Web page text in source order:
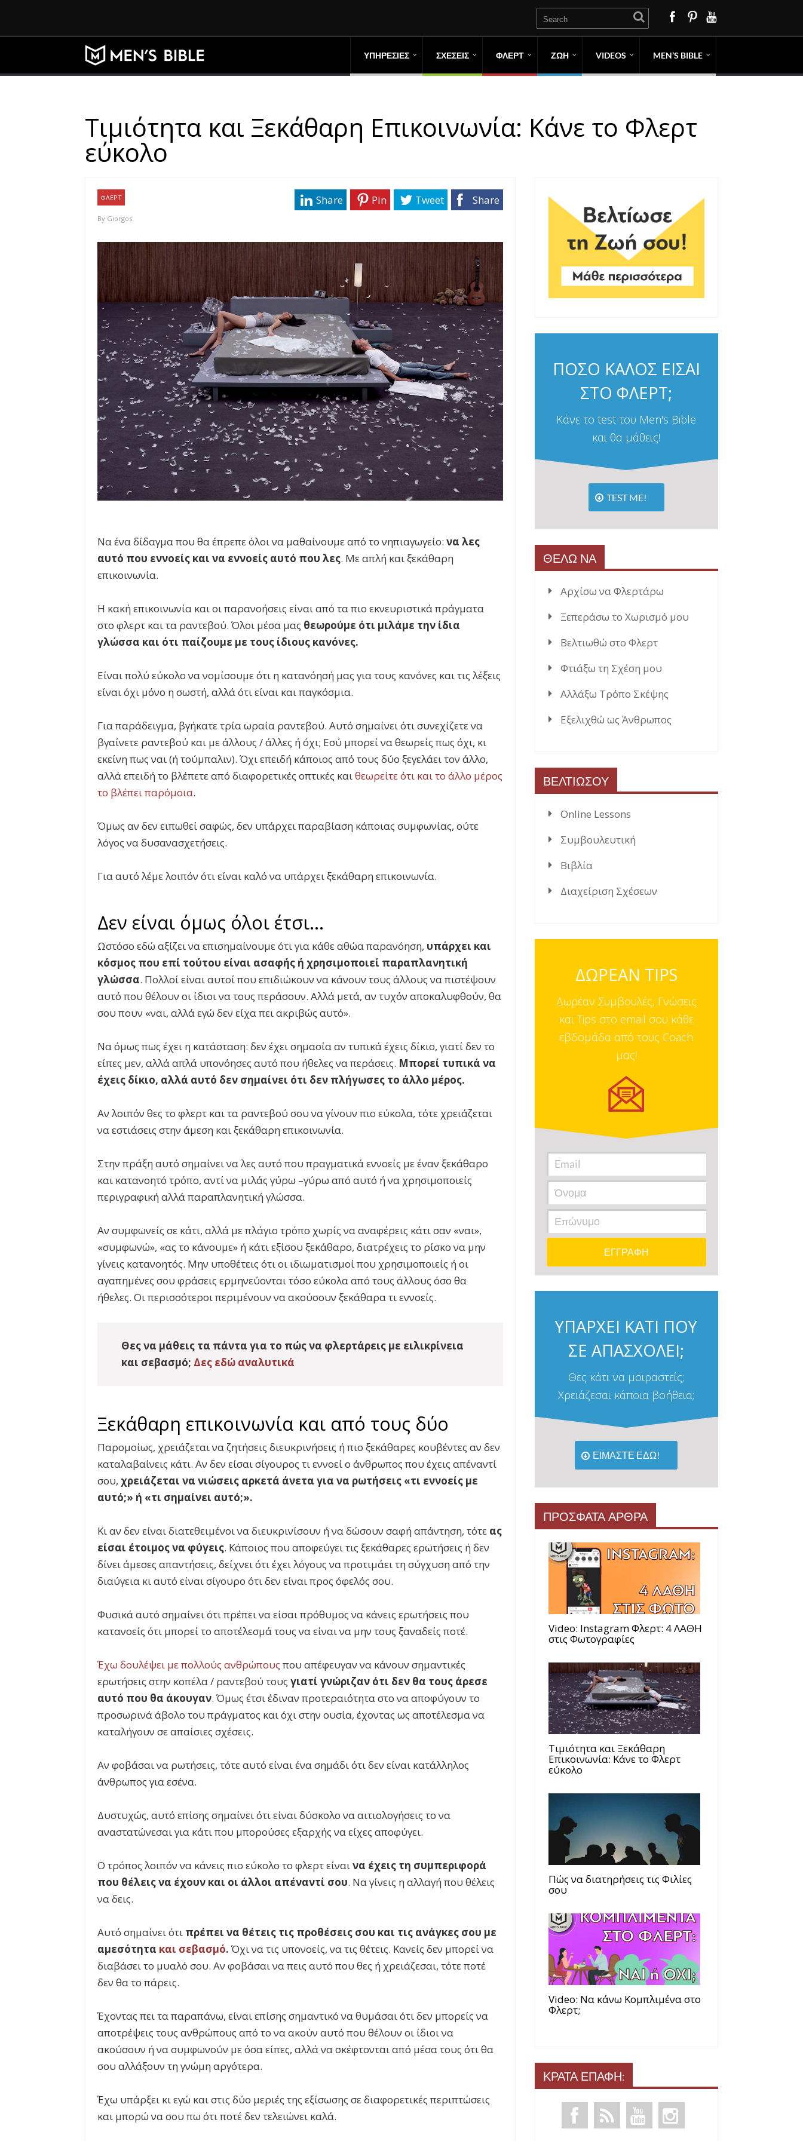
ΥΠΗΡΕΣΙΕΣ ΣΧΕΣΕΙΣ ΦΛΕΡΤ ΖΩΗ VIDEOS MEN’S BIBLE
Τιμιότητα και Ξεκάθαρη Επικοινωνία: Κάνε το Φλερτ
εύκολο
ΦΛΕΡΤ
By Giorgos
Share
Tweet
Pin
Share
Να ένα δίδαγμα που θα έπρεπε όλοι να μαθαίνουμε από το νηπιαγωγείο: να λες
αυτό που εννοείς και να εννοείς αυτό που λες. Με απλή και ξεκάθαρη
επικοινωνία.
Η κακή επικοινωνία και οι παρανοήσεις είναι από τα πιο εκνευριστικά πράγματα
στο φλερτ και τα ραντεβού. Όλοι μέσα μας θεωρούμε ότι μιλάμε την ίδια
γλώσσα και ότι παίζουμε με τους ίδιους κανόνες.
Είναι πολύ εύκολο να νομίσουμε ότι η κατανόησή μας για τους κανόνες και τις λέξεις
είναι όχι μόνο η σωστή, αλλά ότι είναι και παγκόσμια.
Για παράδειγμα, βγήκατε τρία ωραία ραντεβού. Αυτό σημαίνει ότι συνεχίζετε να
βγαίνετε ραντεβού και με άλλους / άλλες ή όχι; Εσύ μπορεί να θεωρείς πως όχι, κι
εκείνη πως ναι (ή τούμπαλιν). Όχι επειδή κάποιος από τους δύο ξεγελάει τον άλλο,
αλλά επειδή το βλέπετε από διαφορετικές οπτικές καιθεωρείτε ότι και το άλλο μέρος
το βλέπει παρόμοια.
Όμως αν δεν ειπωθεί σαφώς, δεν υπάρχει παραβίαση κάποιας συμφωνίας, ούτε
λόγος να δυσανασχετήσεις.
Για αυτό λέμε λοιπόν ότι είναι καλό να υπάρχει ξεκάθαρη επικοινωνία.
Δεν είναι όμως όλοι έτσι…
Ωστόσο εδώ αξίζει να επισημαίνουμε ότι για κάθε αθώα παρανόηση, υπάρχει και
κόσμος που επί τούτου είναι ασαφής ή χρησιμοποιεί παραπλανητική
γλώσσα. Πολλοί είναι αυτοί που επιδιώκουν να κάνουν τους άλλους να πιστέψουν
αυτό που θέλουν οι ίδιοι να τους περάσουν. Αλλά μετά, αν τυχόν αποκαλυφθούν, θα
σου πουν «ναι, αλλά εγώ δεν είχα πει ακριβώς αυτό».
Να όμως πως έχει η κατάσταση: δεν έχει σημασία αν τυπικά έχεις δίκιο, γιατί δεν το
είπες μεν, αλλά απλά υπονόησες αυτό που ήθελες να περάσεις. Μπορεί τυπικά να
έχεις δίκιο, αλλά αυτό δεν σημαίνει ότι δεν πλήγωσες το άλλο μέρος.
Αν λοιπόν θες το φλερτ και τα ραντεβού σου να γίνουν πιο εύκολα, τότε χρειάζεται
να εστιάσεις στην άμεση και ξεκάθαρη επικοινωνία.
Στην πράξη αυτό σημαίνει να λες αυτό που πραγματικά εννοείς με έναν ξεκάθαρο
και κατανοητό τρόπο, αντί να μιλάς γύρω –γύρω από αυτό ή να χρησιμοποιείς
περιγραφική αλλά παραπλανητική γλώσσα.
Αν συμφωνείς σε κάτι, αλλά με πλάγιο τρόπο χωρίς να αναφέρεις κάτι σαν «ναι»,
«συμφωνώ», «ας το κάνουμε» ή κάτι εξίσου ξεκάθαρο, διατρέχεις το ρίσκο να μην
γίνεις κατανοητός. Μην υποθέτεις ότι οι ιδιωματισμοί που χρησιμοποιείς ή οι
αγαπημένες σου φράσεις ερμηνεύονται τόσο εύκολα από τους άλλους όσο θα
ήθελες. Οι περισσότεροι περιμένουν να ακούσουν ξεκάθαρα τι εννοείς.
Θες να μάθεις τα πάντα για το πώς να φλερτάρεις με ειλικρίνεια
και σεβασμό; Δες εδώ αναλυτικά
Ξεκάθαρη επικοινωνία και από τους δύο
Παρομοίως, χρειάζεται να ζητήσεις διευκρινήσεις ή πιο ξεκάθαρες κουβέντες αν δεν
καταλαβαίνεις κάτι. Αν δεν είσαι σίγουρος τι εννοεί ο άνθρωπος που έχεις απέναντί
σου, χρειάζεται να νιώσεις αρκετά άνετα για να ρωτήσεις «τι εννοείς με
αυτό;» ή «τι σημαίνει αυτό;».
Κι αν δεν είναι διατεθειμένοι να διευκρινίσουν ή να δώσουν σαφή απάντηση, τότε ας
είσαι έτοιμος να φύγεις. Κάποιος που αποφεύγει τις ξεκάθαρες ερωτήσεις ή δεν
δίνει άμεσες απαντήσεις, δείχνει ότι έχει λόγους να προτιμάει τη σύγχυση από την
διαύγεια κι αυτό είναι σίγουρο ότι δεν είναι προς όφελός σου.
Φυσικά αυτό σημαίνει ότι πρέπει να είσαι πρόθυμος να κάνεις ερωτήσεις που
κατανοείς ότι μπορεί το αποτέλεσμά τους να είναι να μην τους ξαναδείς ποτέ.
Έχω δουλέψει με πολλούς ανθρώπους που απέφευγαν να κάνουν σημαντικές
ερωτήσεις στην κοπέλα / ραντεβού τους γιατί γνώριζαν ότι δεν θα τους άρεσε
αυτό που θα άκουγαν. Όμως έτσι έδιναν προτεραιότητα στο να αποφύγουν το
προσωρινά άβολο του πράγματος και όχι στην ουσία, έχοντας ως αποτέλεσμα να
καταλήγουν σε απαίσιες σχέσεις.
Αν φοβάσαι να ρωτήσεις, τότε αυτό είναι ένα σημάδι ότι δεν είναι κατάλληλος
άνθρωπος για εσένα.
Δυστυχώς, αυτό επίσης σημαίνει ότι είναι δύσκολο να αιτιολογήσεις το να
αναστατώνεσαι για κάτι που μπορούσες εξαρχής να είχες αποφύγει.
Ο τρόπος λοιπόν να κάνεις πιο εύκολο το φλερτ είναινα έχεις τη συμπεριφορά
που θέλεις να έχουν και οι άλλοι απέναντί σου. Να γίνεις η αλλαγή που θέλεις
να δεις.
Αυτό σημαίνει ότι πρέπει να θέτεις τις προθέσεις σου και τις ανάγκες σου με
αμεσότητα και σεβασμό. Όχι να τις υπονοείς, να τις θέτεις. Κανείς δεν μπορεί να
διαβάσει το μυαλό σου. Αν φοβάσαι να πεις αυτό που θες ή χρειάζεσαι, τότε ποτέ
δεν θα το πάρεις.
Έχοντας πει τα παραπάνω, είναι επίσης σημαντικό να θυμάσαι ότι δεν μπορείς να
αποτρέψεις τους ανθρώπους από το να ακούν αυτό που θέλουν οι ίδιοι να
ακούσουν ή να συμφωνούν με όσα είπες, αλλά να σκέφτονται από μέσα τους ότι θα
σου αλλάξουν τη γνώμη αργότερα.
Έχω υπάρξει κι εγώ και στις δύο μεριές της εξίσωσης σε διαφορετικές περιπτώσεις
και μπορώ να σου πω ότι ποτέ δεν τελειώνει καλά.
ΠΟΣΟ ΚΑΛΟΣ ΕΙΣΑΙ
ΣΤΟ ΦΛΕΡΤ;
Κάνε το test του Men's Bible
και θα μάθεις!
TEST ME!
ΘΕΛΩ ΝΑ
Αρχίσω να Φλερτάρω
Ξεπεράσω το Χωρισμό μου
Βελτιωθώ στο Φλερτ
Φτιάξω τη Σχέση μου
Αλλάξω Τρόπο Σκέψης
Εξελιχθώ ως Άνθρωπος
ΒΕΛΤΙΩΣΟΥ
Online Lessons
Συμβουλευτική
Βιβλία
Διαχείριση Σχέσεων
ΔΩΡΕΑΝ TIPS
Δωρέαν Συμβουλές, Γνώσεις
και Tips στο email σου κάθε
εβδομάδα από τους Coach
μας!
ΥΠΑΡΧΕΙ ΚΑΤΙ ΠΟΥ
ΣΕ ΑΠΑΣΧΟΛΕΙ;
Θες κάτι να μοιραστείς;
Χρειάζεσαι κάποια βοήθεια;
ΕΙΜΑΣΤΕ ΕΔΩ!
ΠΡΟΣΦΑΤΑ ΑΡΘΡΑ
Video: Instagram Φλερτ: 4 ΛΑΘΗ
στις Φωτογραφίες
Τιμιότητα και Ξεκάθαρη
Επικοινωνία: Κάνε το Φλερτ
εύκολο
Πώς να διατηρήσεις τις Φιλίες
σου
Video: Να κάνω Κομπλιμένα στο
Φλερτ;
ΚΡΑΤΑ ΕΠΑΦΗ: